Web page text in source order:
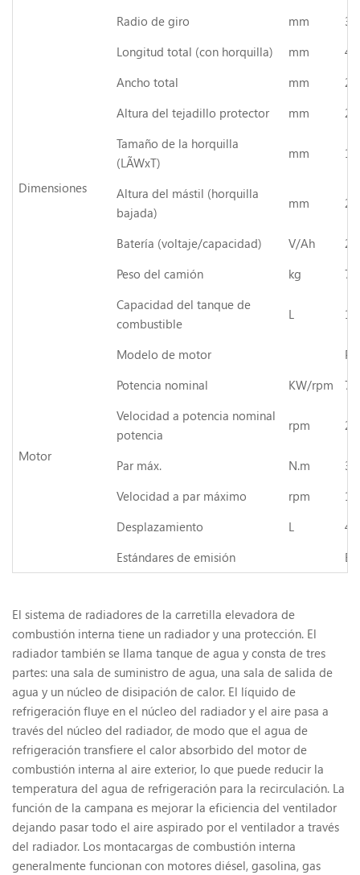
Radio de giro
mm
Dimensiones
Longitud total (con horquilla) mm
Ancho total
mm
Altura del tejadillo protector
mm
Tamaño de la horquilla
(LÃWxT)
mm
Altura del mástil (horquilla
bajada)
mm
Batería (voltaje/capacidad) V/Ah
Peso del camión
kg
Capacidad del tanque de
combustible
L
Motor
Modelo de motor
Potencia nominal
KW/rpm
Velocidad a potencia nominal
potencia
rpm
Par máx. N.m
Velocidad a par máximo rpm
Desplazamiento
L
Estándares de emisión
El sistema de radiadores de la carretilla elevadora de
combustión interna tiene un radiador y una protección. El
radiador también se llama tanque de agua y consta de tres
partes: una sala de suministro de agua, una sala de salida de
agua y un núcleo de disipación de calor. El líquido de
refrigeración fluye en el núcleo del radiador y el aire pasa a
través del núcleo del radiador, de modo que el agua de
refrigeración transfiere el calor absorbido del motor de
combustión interna al aire exterior, lo que puede reducir la
temperatura del agua de refrigeración para la recirculación. La
función de la campana es mejorar la eficiencia del ventilador
dejando pasar todo el aire aspirado por el ventilador a través
del radiador. Los montacargas de combustión interna
generalmente funcionan con motores diésel, gasolina, gas